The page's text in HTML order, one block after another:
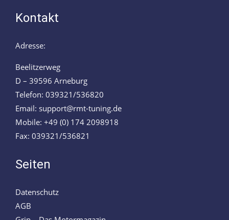
Kontakt
Adresse:
Beelitzerweg
D – 39596 Arneburg
Telefon: 039321/536820
Email: support@rmt-tuning.de
Mobile: +49 (0) 174 2098918
Fax: 039321/536821
Seiten
Datenschutz
AGB